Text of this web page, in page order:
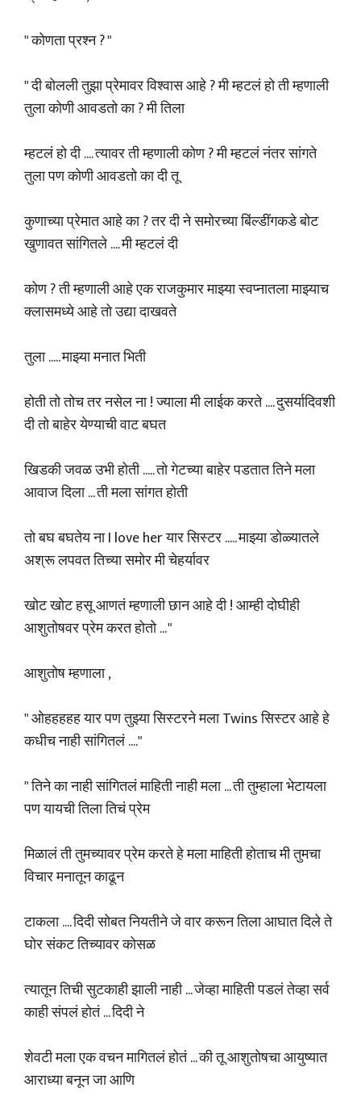
" कोणता प्रश्न ? "
" दी बोलली तुझा प्रेमावर विश्वास आहे ? मी म्हटलं हो ती म्हणाली
तुला कोणी आवडतो का ? मी तिला
म्हटलं हो दी .... त्यावर ती म्हणाली कोण ? मी म्हटलं नंतर सांगते
तुला पण कोणी आवडतो का दी तू
कुणाच्या प्रेमात आहे का ? तर दी ने समोरच्या बिंल्डींगकडे बोट
खुणावत सांगितले .... मी म्हटलं दी
कोण ? ती म्हणाली आहे एक राजकुमार माझ्या स्वप्नातला माझ्याच
क्लासमध्ये आहे तो उद्या दाखवते
तुला ..... माझ्या मनात भिती
होती तो तोच तर नसेल ना ! ज्याला मी लाईक करते .... दुसर्यादिवशी
दी तो बाहेर येण्याची वाट बघत
खिडकी जवळ उभी होती ..... तो गेटच्या बाहेर पडतात तिने मला
आवाज दिला ... ती मला सांगत होती
तो बघ बघतेय ना I love her यार सिस्टर ..... माझ्या डोळ्यातले
अश्रू लपवत तिच्या समोर मी चेहर्यावर
खोट खोट हसू आणतं म्हणाली छान आहे दी ! आम्ही दोघीही
आशुतोषवर प्रेम करत होतो ... "
आशुतोष म्हणाला ,
" ओहहहहह यार पण तुझ्या सिस्टरने मला Twins सिस्टर आहे हे
कधीच नाही सांगितलं ...."
" तिने का नाही सांगितलं माहिती नाही मला ... ती तुम्हाला भेटायला
पण यायची तिला तिचं प्रेम
मिळालं ती तुमच्यावर प्रेम करते हे मला माहिती होताच मी तुमचा
विचार मनातून काढून
टाकला .... दिदी सोबत नियतीने जे वार करून तिला आघात दिले ते
घोर संकट तिच्यावर कोसळ
त्यातून तिची सुटकाही झाली नाही ... जेव्हा माहिती पडलं तेव्हा सर्व
काही संपलं होतं ... दिदी ने
शेवटी मला एक वचन मागितलं होतं ... की तू आशुतोषचा आयुष्यात
आराध्या बनून जा आणि